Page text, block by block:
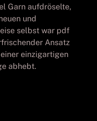
Garn aufdröselte,
und
selbst war pdf
Ansatz
einzigartigen
abhebt.